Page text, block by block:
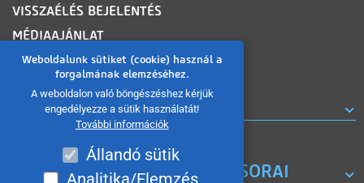
Weboldalunk sütiket (cookie) használ a
forgalmának elemzéséhez.
A weboldalon való böngészéshez kérjük
engedélyezze a sütik használatát!
További információk
Állandó sütik
Analitika/Elemzés
VISSZAÉLÉS BEJELENTÉS
MÉDIAAJÁNLAT
OLDALTÉRKÉP
ROVATOK
A MISKOLC TV KORÁBBI MŰSORAI